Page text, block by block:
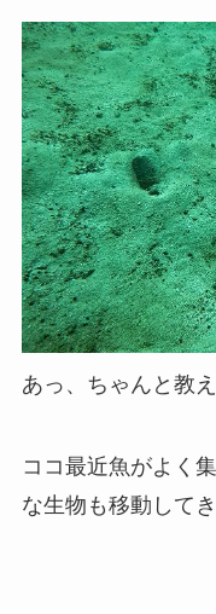
あっ、ちゃんと教
ココ最近魚がよく
な生物も移動してき